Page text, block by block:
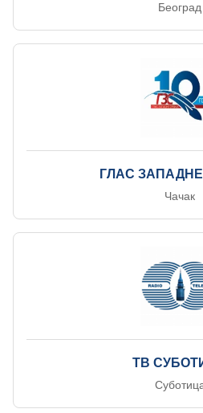
Београд
ГЛАС
Чачак
ТВ